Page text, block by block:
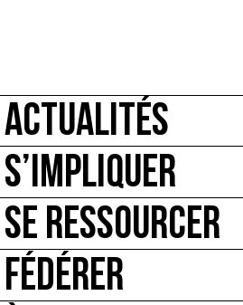
ACTUALITÉS
S’IMPLIQUER
SE RESSOURCER
FÉDÉRER